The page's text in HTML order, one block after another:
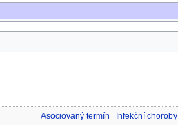
Asociovaný termín Infekční choroby